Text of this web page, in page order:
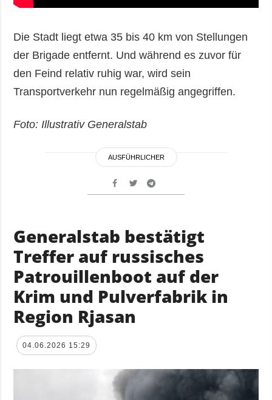
Die Stadt liegt etwa 35 bis 40 km von Stellungen
der Brigade entfernt. Und während es zuvor für
den Feind relativ ruhig war, wird sein
Transportverkehr nun regelmäßig angegriffen.
Foto: Illustrativ Generalstab
AUSFÜHRLICHER
Generalstab bestätigt
Treffer auf russisches
Patrouillenboot auf der
Krim und Pulverfabrik in
Region Rjasan
04.06.2026 15:29